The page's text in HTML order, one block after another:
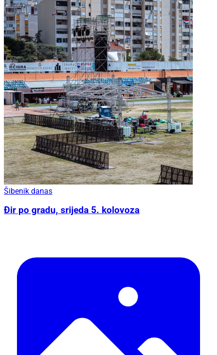
Šibenik danas
Đir po gradu, srijeda 5. kolovoza